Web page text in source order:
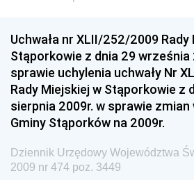
Dziennik Urzędowy Ministra
Dziennik Urzędowy Ministra
Regionalnej
Dziennik Urzędowy Ministra
Dziennik Urzędowy Ministra
Dziennik Urzędowy Ministra
Inspektora Ochrony Środowiska
Uchwała nr XLII/252/2009 Rady
Stąporkowie z dnia 29 września
sprawie uchylenia uchwały Nr
Rady Miejskiej w Stąporkowie z
sierpnia 2009r. w sprawie zmian
Gminy Stąporków na 2009r.
Dziennik Urzędowy Województwa
2009 nr 474 poz. 3449